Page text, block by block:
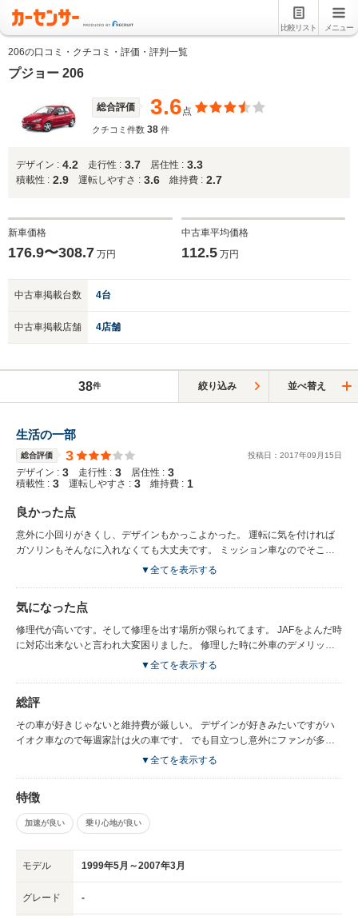
比較リスト メニュー
206の口コミ・クチコミ・評価・評判一覧
プジョー 206
総合評価 3.6点
クチコミ件数 38 件
デザイン : 4.2 走行性 : 3.7 居住性 : 3.3
積載性 : 2.9 運転しやすさ : 3.6 維持費 : 2.7
新車価格
176.9〜308.7 万円
中古車平均価格
112.5万円
中古車掲載台数 4台
中古車掲載店舗 4店舗
38件 絞り込み 並べ替え
生活の一部
総合評価 3 投稿日： 2017年09 月 15日
デザイン : 3 走行性 : 3 居住性 : 3
積載性 : 3 運転しやすさ : 3 維持費 : 1
良かった点
意外に小回りがきくし、デザインもかっこよかった。 運転に気を付ければ
ガソリンもそんなに入れなくても大丈夫です。 ミッション車なのでそこは
利点だなぁと思いました。 外から見た時はコンパクトカーですが中に入る
▼全てを表示する
気になった点
修理代が高いです。そして修理を出す場所が限られてます。 JAFをよんだ時
に対応出来ないと言われ大変困りました。 修理した時に外車のデメリット
た。 日本車ではあり得ないので、本当に注意しま方が良いと思います。
▼全てを表示する
総評
その車が好きじゃないと維持費が厳しい。 デザインが好きみたいですがハ
イオク車なので毎週家計は火の車です。 でも目立つし意外にファンが多い
車なので購入して良かったです。 荷物も意外に入ります。 音も静かで良か
したら凄くオススメな車です。
▼全てを表示する
特徴
加速が良い 乗り心地が良い
モデル 1999年5月～2007年3月
グレード -